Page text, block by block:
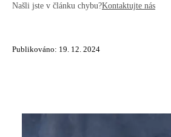
Našli jste v článku chybu?Kontaktujte nás
Publikováno: 19. 12. 2024